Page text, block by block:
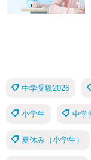
中学受験2026
小学生 中学
夏休み（小学生）